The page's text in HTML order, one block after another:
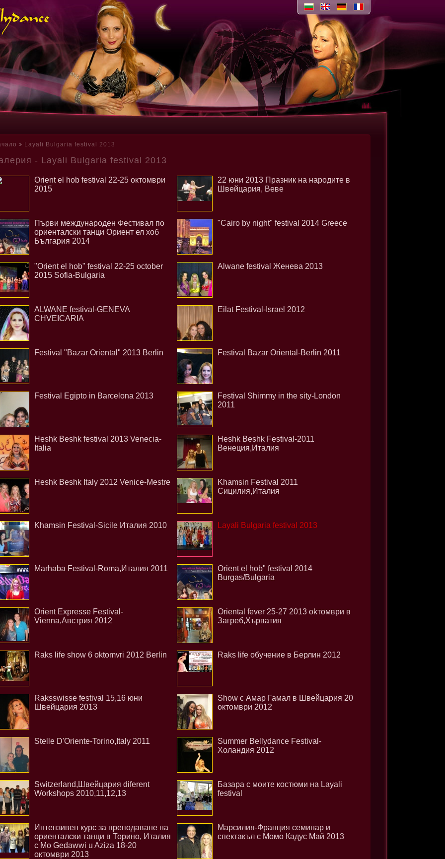
Layali Bulgaria festival 2013
- Layali Bulgaria festival 2013
Orient el hob festival 22-25 октомври
2015
22 юни 2013 Празник на народите в
Швейцария, Веве
Първи международен Фестивал по
ориенталски танци Ориент ел хоб
България 2014
"Cairo by night" festival 2014 Greece
"Orient el hob" festival 22-25 october
2015 Sofia-Bulgaria
Alwane festival Женева 2013
ALWANE festival-GENEVA
CHVEICARIA
Eilat Festival-Israel 2012
Festival "Bazar Oriental" 2013 Berlin Festival Bazar Oriental-Berlin 2011
Festival Egipto in Barcelona 2013
Festival Shimmy in the sity-London
2011
Heshk Beshk festival 2013 Venecia-
Italia
Heshk Beshk Festival-2011
Венеция,Италия
Heshk Beshk Italy 2012 Venice-Mestre
Khamsin Festival 2011
Сицилия,Италия
Khamsin Festival-Sicile Италия 2010 Layali Bulgaria festival 2013
Marhaba Festival-Roma,Италия 2011
Orient el hob" festival 2014
Burgas/Bulgaria
Orient Expresse Festival-
Vienna,Австрия 2012
Oriental fever 25-27 2013 okтомври в
Загреб,Хърватия
Raks life show 6 oktomvri 2012 Berlin Raks life обучение в Берлин 2012
Raksswisse festival 15,16 юни
Швейцария 2013
Show с Амар Гамал в Швейцария 20
октомври 2012
Stelle D'Oriente-Torino,Italy 2011
Summer Bellydance Festival-
Холандия 2012
Switzerland,Швейцария diferent
Workshops 2010,11,12,13
Базара с моите костюми на Layali
festival
Интензивен курс за преподаване на
ориенталски танци в Торино, Италия
с Мо Gedawwi u Aziza 18-20
октомври 2013
Марсилия-Франция семинар и
спектакъл с Момо Кадус Май 2013